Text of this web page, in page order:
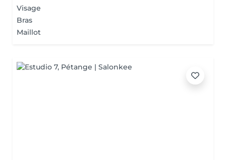
Visage
Bras
Maillot